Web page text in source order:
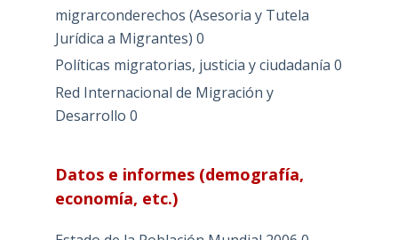
migrarconderechos (Asesoria y Tutela
Jurídica a Migrantes) 0
Políticas migratorias, justicia y ciudadanía 0
Red Internacional de Migración y
Desarrollo 0
Datos e informes (demografía,
economía, etc.)